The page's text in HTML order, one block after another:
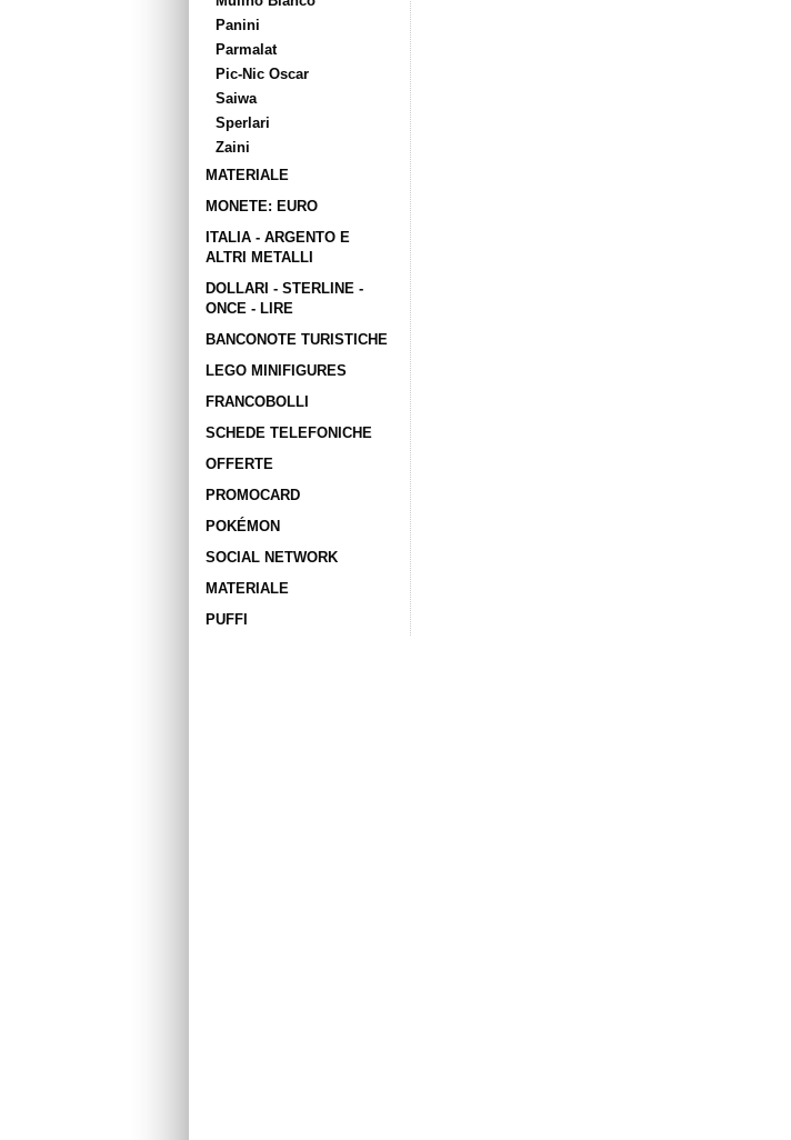
Panini
Parmalat
Pic-Nic Oscar
Saiwa
Sperlari
Zaini
MATERIALE
MONETE: EURO
ITALIA - ARGENTO E
ALTRI METALLI
DOLLARI - STERLINE -
ONCE - LIRE
BANCONOTE TURISTICHE
LEGO MINIFIGURES
FRANCOBOLLI
SCHEDE TELEFONICHE
OFFERTE
PROMOCARD
POKÉMON
SOCIAL NETWORK
MATERIALE
PUFFI